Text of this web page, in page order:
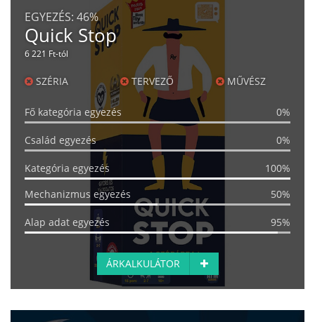
EGYEZÉS: 46%
Quick Stop
6 221 Ft-tól
SZÉRIA TERVEZŐ MŰVÉSZ
Fő kategória egyezés 0%
Család egyezés 0%
Kategória egyezés
100%
Mechanizmus egyezés
50%
Alap adat egyezés 95%
ÁRKALKULÁTOR